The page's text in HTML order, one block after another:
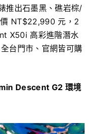
推出石墨黑、礁岩棕/
NT$22,990 元，2
X50i 高彩進階潛水
台門市、官網皆可購
Descent G2 環境